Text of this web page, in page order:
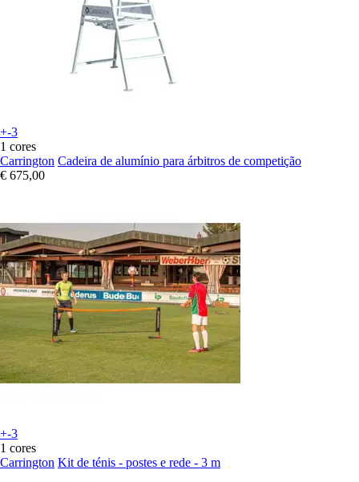
+-3
1 cores
Carrington Cadeira de alumínio para árbitros de competição
€ 675,00
+-3
1 cores
Carrington Kit de ténis - postes e rede - 3 m